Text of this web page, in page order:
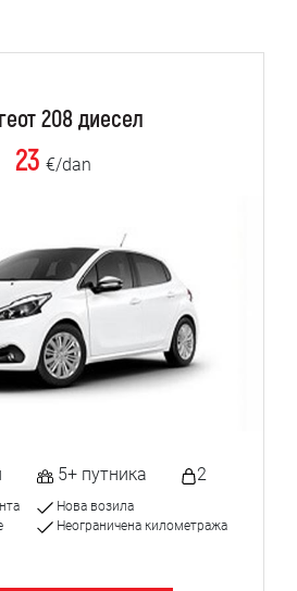
208 диесел
23 €/dan
5+ путника 2
Нова возила
Неограничена километража